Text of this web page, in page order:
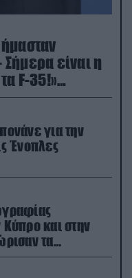
είναι η
F-35!»
για την
Ένοπλες
Κύπρο και στην
τα